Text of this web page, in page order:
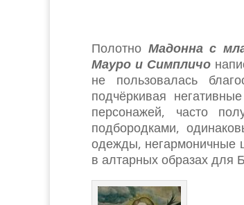
Полотно Мадонна с
Мауро и Симпличо
не пользовалась
подчёркивая
персонажей, часто
подбородками,
одежды, негармоничные
в алтарных образах для